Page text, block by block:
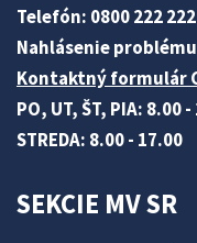
Telefón: 0800 222 222
Nahlásenie
Kontaktný formulár
PO, UT, ŠT, PIA: 8.00
STREDA: 8.00 - 17.00
SEKCIE MV SR